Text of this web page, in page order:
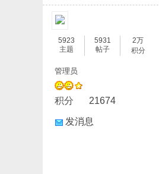
5923
主题
5931
帖子
2万
积分
管理员
积分 21674
发消息